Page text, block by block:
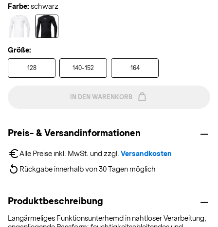
Farbe: schwarz
Größe:
128 140-152 164
IN DEN WARENKORB
Preis- & Versandinformationen
Alle Preise inkl. MwSt. und zzgl. Versandkosten
Rückgabe innerhalb von 30 Tagen möglich
Produktbeschreibung
Langärmeliges Funktionsunterhemd in nahtloser Verarbeitung;